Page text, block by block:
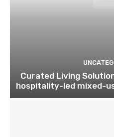
Curated Living
hospitality-led mixed-